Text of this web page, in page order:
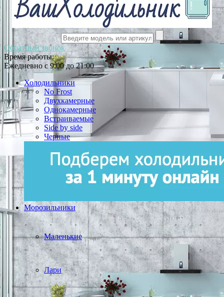
Обратный звонок
Время работы:
Ежедневно с 9:00 до 21:00
Холодильники
No Frost
Двухкамерные
Однокамерные
Встраиваемые
Side by side
Черные
Морозильники
Маленькие
Лари